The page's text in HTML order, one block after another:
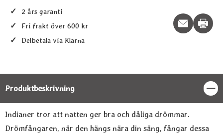
✓ 2 års garanti
✓ Fri frakt över 600 kr
✓ Delbetala via Klarna
Print
Produktbeskrivning
Produktbeskrivning
Indianer tror att natten ger bra och dåliga drömmar.
Drömfångaren, när den hängs nära din säng, fångar dessa